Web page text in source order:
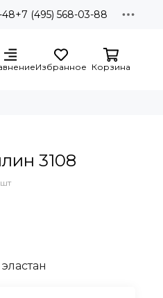
48+7 (495) 568-03-88
Избранное Корзина
3108